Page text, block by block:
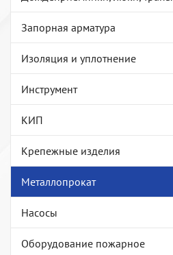
Запорная арматура
Изоляция и уплотнение
Инструмент
КИП
Крепежные изделия
Металлопрокат
Насосы
Оборудование пожарное